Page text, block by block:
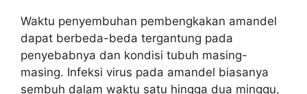
Waktu penyembuhan pembengkakan amandel
dapat berbeda-beda tergantung pada
penyebabnya dan kondisi tubuh masing-
masing. Infeksi virus pada amandel biasanya
sembuh dalam waktu satu hingga dua minggu,